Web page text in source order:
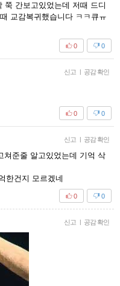
쭉 간보고있었는데 저때 드디
교감복귀했습니다 ㅋㅋ큐ㅠ
0
0
신고 | 공감 확인
0
0
신고 | 공감 확인
쳐준줄 알고있었는데 기억 삭
한건지 모르겠네
0
0
신고 | 공감 확인